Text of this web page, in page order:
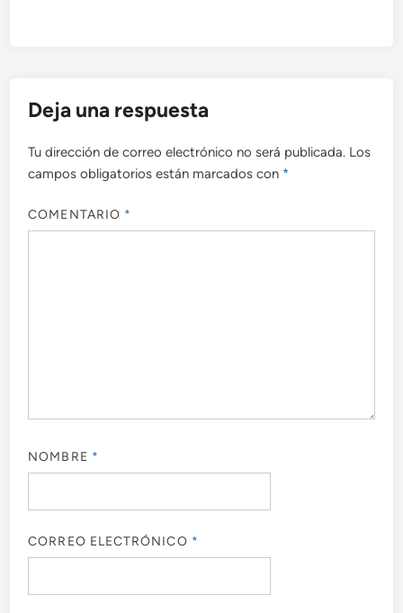
Deja una respuesta
Tu dirección de correo electrónico no será publicada. Los
campos obligatorios están marcados con *
COMENTARIO *
NOMBRE *
CORREO ELECTRÓNICO *